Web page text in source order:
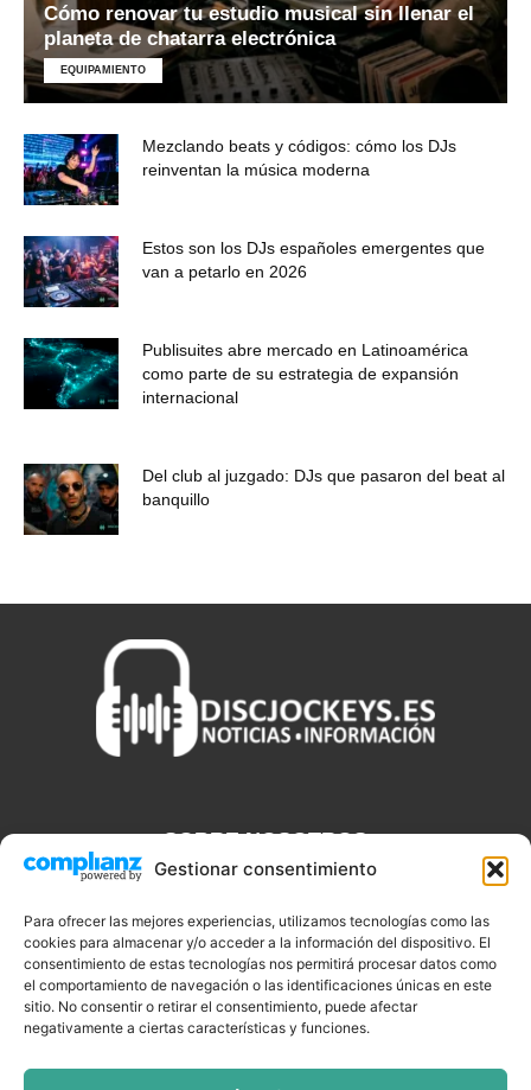
Gestionar consentimiento
Para ofrecer las mejores experiencias, utilizamos tecnologías como las
cookies para almacenar y/o acceder a la información del dispositivo. El
consentimiento de estas tecnologías nos permitirá procesar datos como
el comportamiento de navegación o las identificaciones únicas en este
sitio. No consentir o retirar el consentimiento, puede afectar
negativamente a ciertas características y funciones.
Cómo renovar tu estudio musical sin llenar el
planeta de chatarra electrónica
EQUIPAMIENTO
Mezclando beats y códigos: cómo los DJs
reinventan la música moderna
Estos son los DJs españoles emergentes que
van a petarlo en 2026
Publisuites abre mercado en Latinoamérica
como parte de su estrategia de expansión
internacional
Del club al juzgado: DJs que pasaron del beat al
banquillo
SOBRE NOSOTROS
que necesitas saber sobre noticias, novedades, tecnologías y
aplicaciones que te ayudaran a ser un mejor Djs.
SÍGUENOS